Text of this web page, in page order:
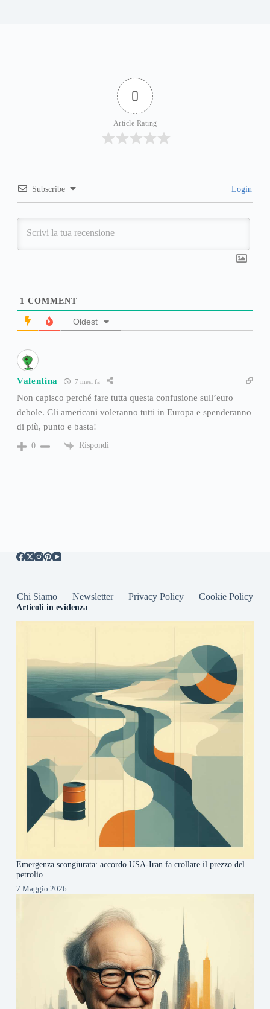
0
Article Rating
Subscribe Login
1 COMMENT
Oldest
Valentina 7 mesi fa
Non capisco perché fare tutta questa confusione sull’euro
debole. Gli americani voleranno tutti in Europa e spenderanno
di più, punto e basta!
0 Rispondi
Chi Siamo Newsletter Privacy Policy Cookie Policy
Articoli in evidenza
Emergenza scongiurata: accordo USA-Iran fa crollare il prezzo del
petrolio
7 Maggio 2026